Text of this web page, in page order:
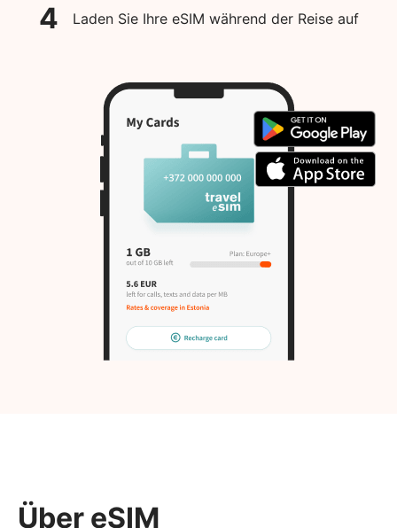
4 Laden Sie Ihre eSIM während der Reise auf
Über eSIM